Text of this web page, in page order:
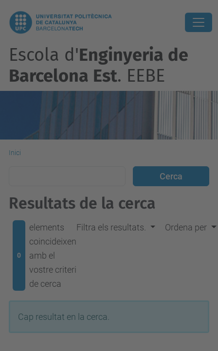
Escola d'Enginyeria de
Barcelona Est. EEBE
Inici
Resultats de la cerca
0
elements
coincideixen
amb el
vostre criteri
de cerca
Filtra els resultats. Ordena per
Cap resultat en la cerca.